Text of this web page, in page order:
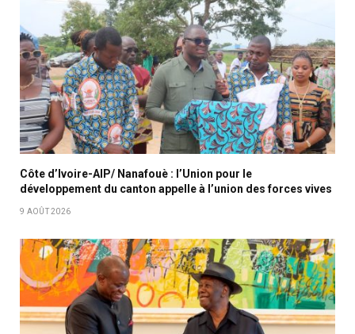
Côte d’Ivoire-AIP/ Nanafouè : l’Union pour le
développement du canton appelle à l’union des forces vives
9 AOÛT 2026